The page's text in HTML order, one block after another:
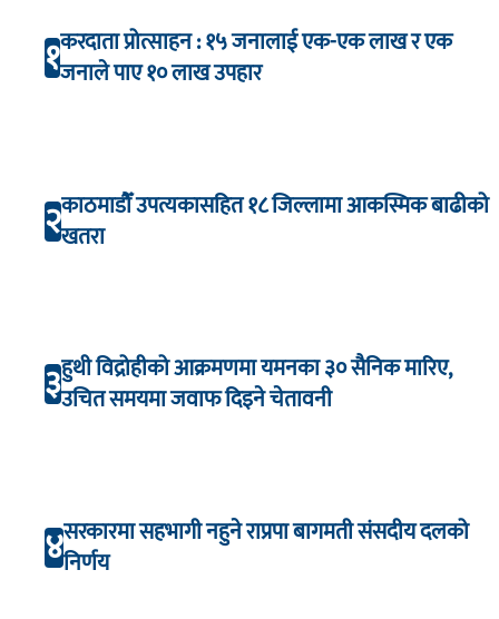
१करदाता प्रोत्साहन : १५ जनालाई एक-एक लाख र एक
जनाले पाए १० लाख उपहार
२काठमाडौँ उपत्यकासहित १८ जिल्लामा आकस्मिक बाढीको
खतरा
३हुथी विद्रोहीको आक्रमणमा यमनका ३० सैनिक मारिए,
उचित समयमा जवाफ दिइने चेतावनी
४सरकारमा सहभागी नहुने राप्रपा बागमती संसदीय दलको
निर्णय